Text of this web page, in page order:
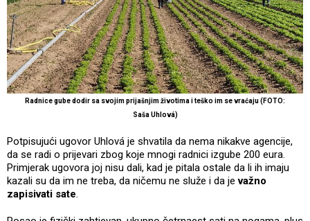
Radnice gube dodir sa svojim prijašnjim životima i teško im se vraćaju (FOTO:
Saša Uhlová)
Potpisujući ugovor Uhlová je shvatila da nema nikakve agencije,
da se radi o prijevari zbog koje mnogi radnici izgube 200 eura.
Primjerak ugovora joj nisu dali, kad je pitala ostale da li ih imaju
kazali su da im ne treba, da ničemu ne služe i da jevažno
zapisivati sate.